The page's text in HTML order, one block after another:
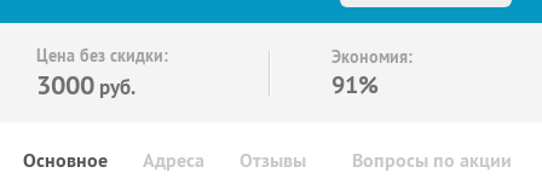
Цена без скидки:
3000 руб.
Экономия:
91%
Основное Отзывы Вопросы по акции
Адреса